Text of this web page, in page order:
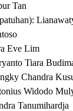
Tan
Eve Lim
Tiara
Chandra
Widodo
Tanumihardja